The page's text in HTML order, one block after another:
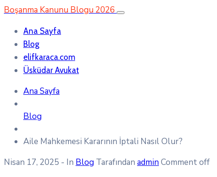
Boşanma Kanunu Blogu 2026
Ana Sayfa
Blog
elifkaraca.com
Üsküdar Avukat
Ana Sayfa
Blog
Aile Mahkemesi Kararının İptali Nasıl Olur?
Nisan 17, 2025 - In Blog Tarafından adminComment off